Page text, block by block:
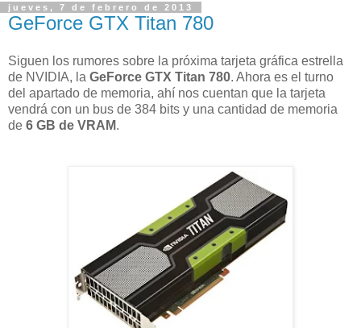
jueves, 7 de febrero de 2013
GeForce GTX Titan 780
Siguen los rumores sobre la próxima tarjeta gráfica estrella
de NVIDIA, la GeForce GTX Titan 780. Ahora es el turno
del apartado de memoria, ahí nos cuentan que la tarjeta
vendrá con un bus de 384 bits y una cantidad de memoria
de 6 GB de VRAM.